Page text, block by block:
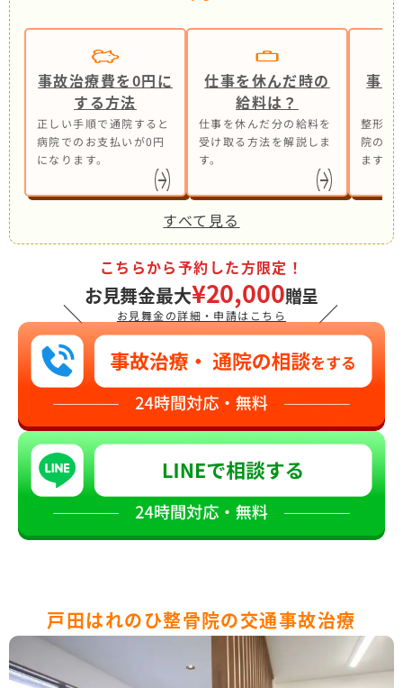
事故治療費を0円に
する方法
正しい手順で通院すると
病院でのお支払いが0円
になります。
仕事を休んだ時の
給料は？
仕事を休んだ分の給料を
受け取る方法を解説しま
す。
事故
整形外
院の併
ます。
すべて見る
＼
こちらから予約した方限定！
お見舞金最大¥20,000贈呈
お見舞金の詳細・申請はこちら ／
戸田はれのひ整骨院の交通事故治療